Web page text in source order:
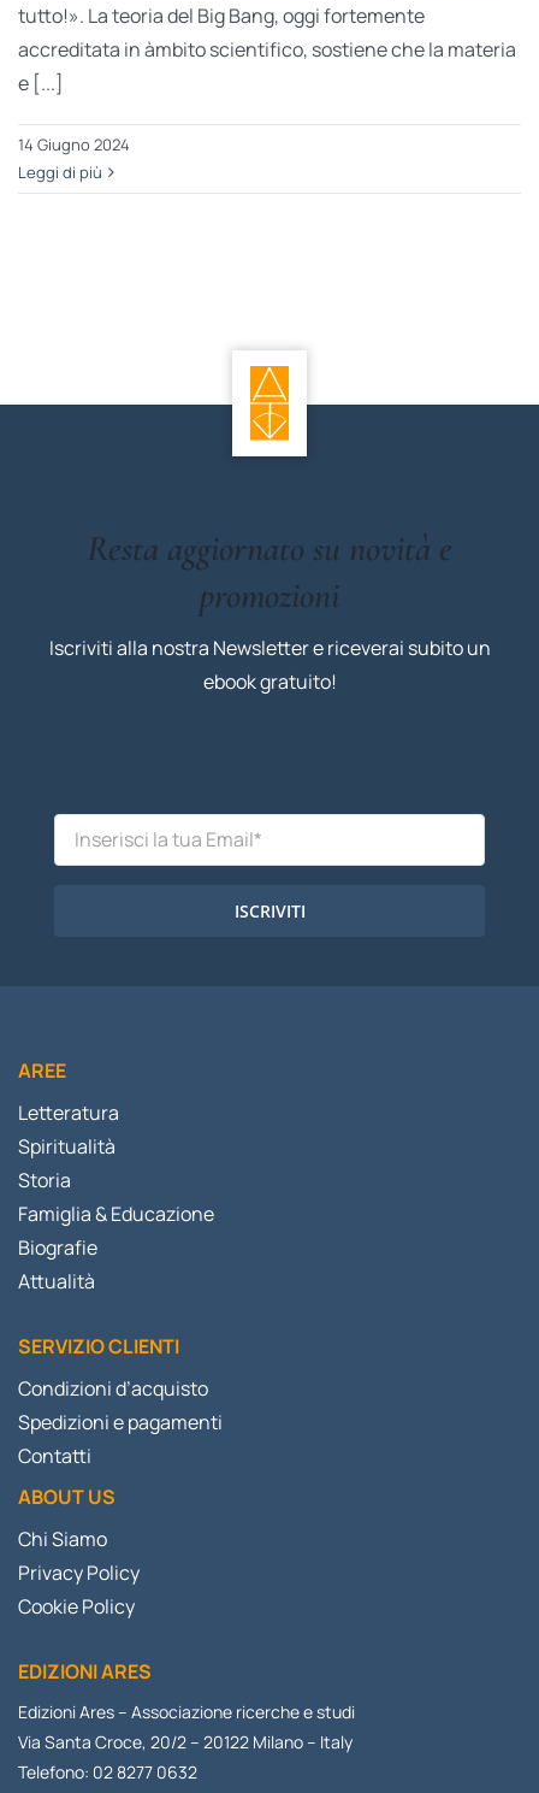
tutto!». La teoria del Big Bang, oggi fortemente
accreditata in àmbito scientifico, sostiene che la materia
e [...]
14 Giugno 2024
Leggi di più
Resta aggiornato su novità e
promozioni
Iscriviti alla nostra Newsletter e riceverai subito un
ebook gratuito!
ISCRIVITI
AREE
Letteratura
Spiritualità
Storia
Famiglia & Educazione
Biografie
Attualità
SERVIZIO CLIENTI
Condizioni d’acquisto
Spedizioni e pagamenti
Contatti
ABOUT US
Chi Siamo
Privacy Policy
Cookie Policy
EDIZIONI ARES
Edizioni Ares – Associazione ricerche e studi
Via Santa Croce, 20/2 – 20122 Milano – Italy
Telefono: 02 8277 0632